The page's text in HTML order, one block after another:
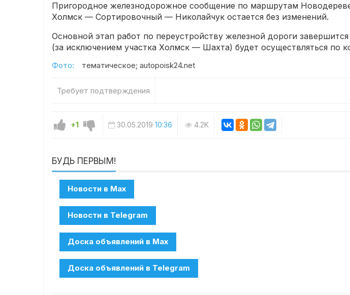
Пригородное железнодорожное сообщение по маршрутам
Холмск — Сортировочный — Николайчук остается без изменений.
Основной этап работ по переустройству железной дороги
(за исключением участка Холмск — Шахта) будет осуществляться по
Фото: тематическое; autopoisk24.net
Требует подтверждения
+1 30.05.2019 10:36 4.2K
БУДЬ ПЕРВЫМ!